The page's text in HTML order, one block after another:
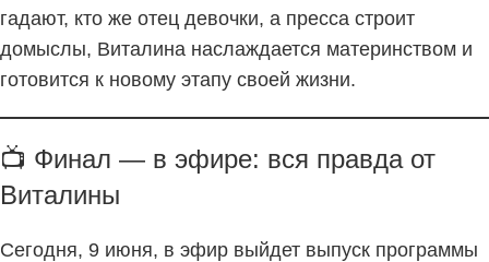
гадают, кто же отец девочки, а пресса строит
домыслы, Виталина наслаждается материнством и
готовится к новому этапу своей жизни.
📺 Финал — в эфире: вся правда от
Виталины
Сегодня, 9 июня, в эфир выйдет выпуск программы